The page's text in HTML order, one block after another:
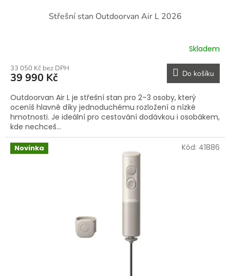
Střešní stan Outdoorvan Air L 2026
Skladem
33 050 Kč bez DPH
39 990 Kč Do košíku
Outdoorvan Air L je střešní stan pro 2–3 osoby, který
oceníš hlavně díky jednoduchému rozložení a nízké
hmotnosti. Je ideální pro cestování dodávkou i osobákem,
kde nechceš...
Novinka Kód: 41886